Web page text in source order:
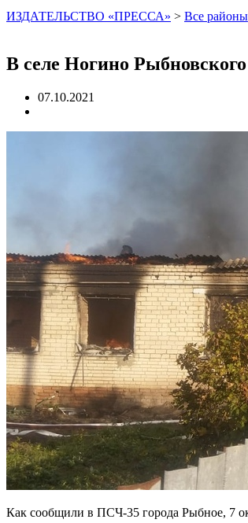
ИЗДАТЕЛЬСТВО «ПРЕССА» > Все районы
В селе Ногино
07.10.2021
Как сообщили в ПСЧ-35 города Рыбное, 7